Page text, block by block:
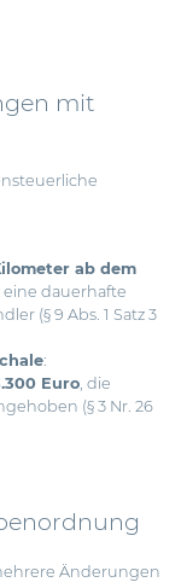
mit
ab dem
dauerhafte
(§ 9 Abs. 1 Satz 3
:
Euro, die
(§ 3 Nr. 26
Änderungen